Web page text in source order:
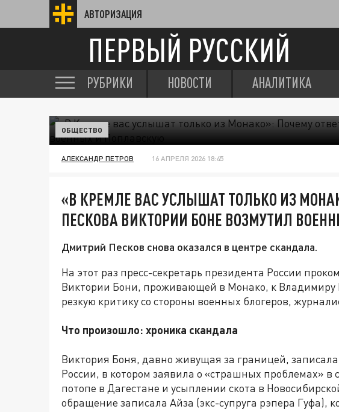
АВТОРИЗАЦИЯ
ПЕРВЫЙ РУССКИЙ
РУБРИКИ НОВОСТИ АНАЛИТИКА
ОБЩЕСТВО
АЛЕКСАНДР ПЕТРОВ 16 АПРЕЛЯ 2026 18:45
«В КРЕМЛЕ ВАС УСЛЫШАТ ТОЛЬКО ИЗ
ПЕСКОВА ВИКТОРИИ БОНЕ ВОЗМУТИЛ
Дмитрий Песков снова оказался в центре скандала.
На этот раз пресс-секретарь президента России
Виктории Бони, проживающей в Монако, к Владимиру
резкую критику со стороны военных блогеров,
Что произошло: хроника скандала
Виктория Боня, давно живущая за границей,
России, в котором заявила о «страшных проблемах» в
потопе в Дагестане и усыплении скота в
обращение записала Айза (экс-супруга рэпера Гуфа),